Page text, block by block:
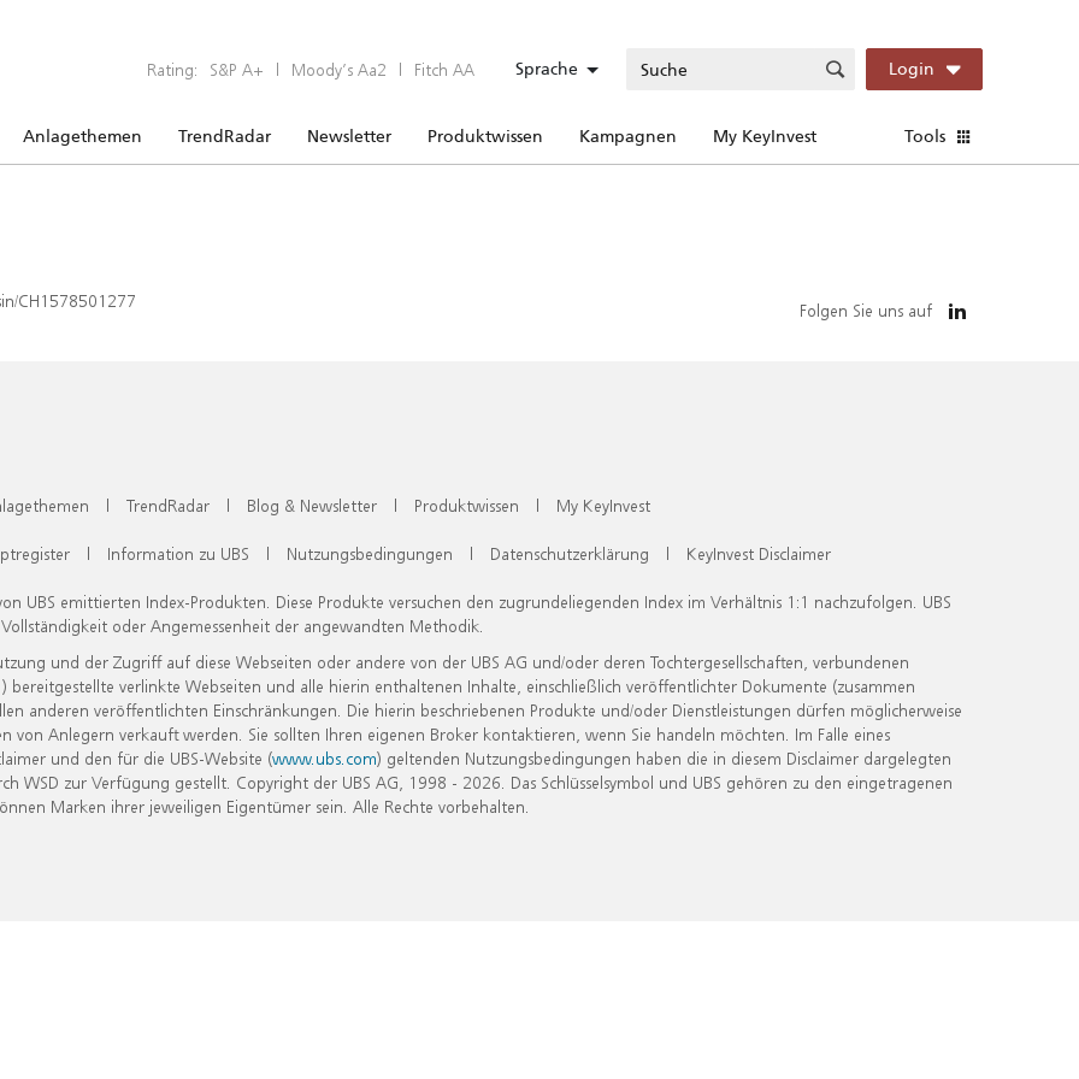
Rating: S&P A+ | Moody’s Aa2 | Fitch AA Sprache Login
Anlagethemen TrendRadar Newsletter Produktwissen Kampagnen My KeyInvest Tools
CH1578501277 Folgen Sie uns auf
| TrendRadar | Blog & Newsletter | Produktwissen | My KeyInvest
| Information zu UBS | Nutzungsbedingungen | Datenschutzerklärung | KeyInvest Disclaimer
UBS emittierten Index-Produkten. Diese Produkte versuchen den zugrundeliegenden Index im Verhältnis 1:1 nachzufolgen. UBS
oder Angemessenheit der angewandten Methodik.
und der Zugriff auf diese Webseiten oder andere von der UBS AG und/oder deren Tochtergesellschaften, verbundenen
verlinkte Webseiten und alle hierin enthaltenen Inhalte, einschließlich veröffentlichter Dokumente (zusammen
anderen veröffentlichten Einschränkungen. Die hierin beschriebenen Produkte und/oder Dienstleistungen dürfen möglicherweise
Anlegern verkauft werden. Sie sollten Ihren eigenen Broker kontaktieren, wenn Sie handeln möchten. Im Falle eines
und den für die UBS-Website (www.ubs.com) geltenden Nutzungsbedingungen haben die in diesem Disclaimer dargelegten
zur Verfügung gestellt. Copyright der UBS AG, 1998 - 2026. Das Schlüsselsymbol und UBS gehören zu den eingetragenen
Marken ihrer jeweiligen Eigentümer sein. Alle Rechte vorbehalten.